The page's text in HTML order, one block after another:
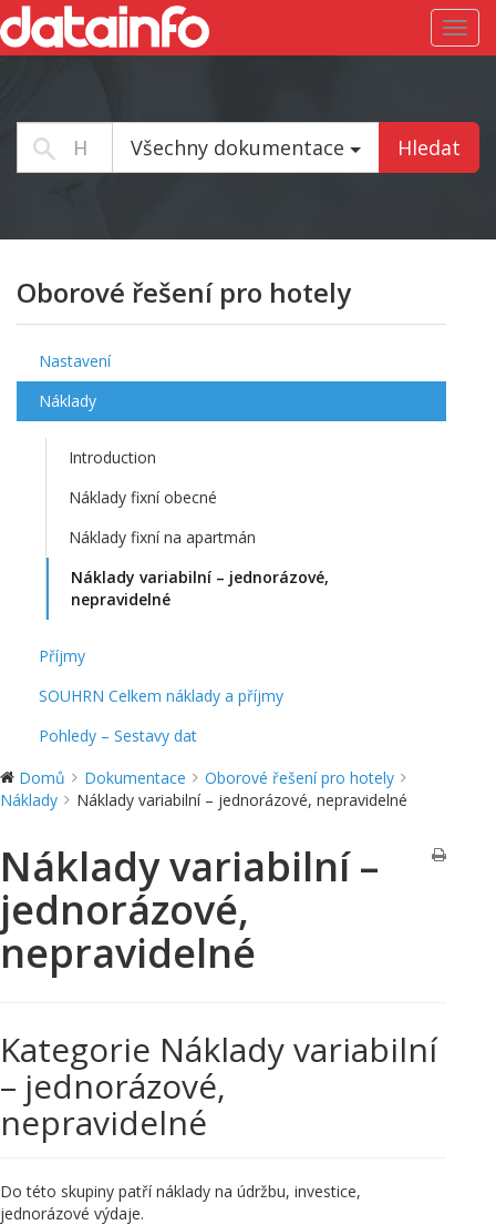
Všechny dokumentace Hledat
Oborové řešení pro hotely
Nastavení
Náklady
Introduction
Náklady fixní obecné
Náklady fixní na apartmán
Náklady variabilní – jednorázové,
nepravidelné
Příjmy
SOUHRN Celkem náklady a příjmy
Pohledy – Sestavy dat
Domů
Dokumentace
Oborové řešení pro hotely
Náklady
Náklady variabilní – jednorázové, nepravidelné
Náklady variabilní –
jednorázové,
nepravidelné
Kategorie Náklady variabilní
– jednorázové,
nepravidelné
Do této skupiny patří náklady na údržbu, investice,
jednorázové výdaje.